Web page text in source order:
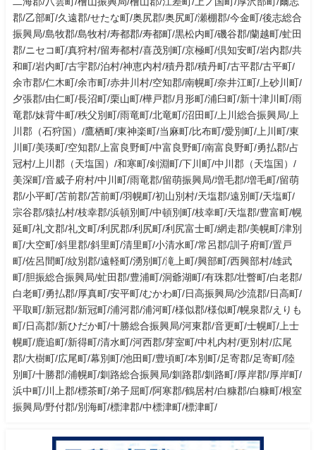
郡/乙部町/久遠郡/せたな町/奥尻郡/奥尻町/瀬棚郡/今金町/後志総合
振興局/島牧郡/島牧村/寿都郡/寿都町/黒松内町/磯谷郡/蘭越町/虻田
郡/ニセコ町/真狩村/留寿都村/喜茂別町/京極町/倶知安町/岩内郡/共
和町/岩内町/古宇郡/泊村/神恵内村/積丹郡/積丹町/古平郡/古平町/
余市郡/仁木町/余市町/赤井川村/空知郡/南幌町/奈井江町/上砂川町/
夕張郡/由仁町/長沼町/栗山町/樺戸郡/月形町/浦臼町/新十津川町/雨
竜郡/妹背牛町/秩父別町/雨竜町/北竜町/沼田町/上川総合振興局/上
川郡（石狩国）/鷹栖町/東神楽町/当麻町/比布町/愛別町/上川町/東
川町/美瑛町/空知郡/上富良野町/中富良野町/南富良野町/勇払郡/占
冠村/上川郡（天塩国）/和寒町/剣淵町/下川町/中川郡（天塩国）/
美深町/音威子府村/中川町/雨竜郡/留萌振興局/増毛郡/増毛町/留萌
郡/小平町/苫前郡/苫前町/羽幌町/初山別村/天塩郡/遠別町/天塩町/
宗谷郡/猿払村/枝幸郡/浜頓別町/中頓別町/枝幸町/天塩郡/豊富町/幌
延町/礼文郡/礼文町/利尻郡/利尻町/利尻富士町/網走郡/美幌町/津別
町/大空町/斜里郡/斜里町/清里町/小清水町/常呂郡/訓子府町/置戸
町/佐呂間町/紋別郡/遠軽町/湧別町/滝上町/興部町/西興部村/雄武
町/胆振総合振興局/虻田郡/豊浦町/洞爺湖町/有珠郡/壮瞥町/白老郡/
白老町/勇払郡/厚真町/安平町/むかわ町/日高振興局/沙流郡/日高町/
平取町/新冠郡/新冠町/浦河郡/浦河町/様似郡/様似町/幌泉郡/えりも
町/日高郡/新ひだか町/十勝総合振興局/河東郡/音更町/士幌町/上士
幌町/鹿追町/新得町/清水町/河西郡/芽室町/中札内村/更別村/広尾
郡/大樹町/広尾町/幕別町/池田町/豊頃町/本別町/足寄郡/足寄町/陸
別町/十勝郡/浦幌町/釧路総合振興局/釧路郡/釧路町/厚岸郡/厚岸町/
浜中町/川上郡/標茶町/弟子屈町/阿寒郡/鶴居村/白糠郡/白糠町/根室
振興局/野付郡/別海町/標津郡/中標津町/標津町/